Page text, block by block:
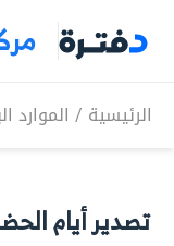
الرئيسية / الموارد
تصدير أيام